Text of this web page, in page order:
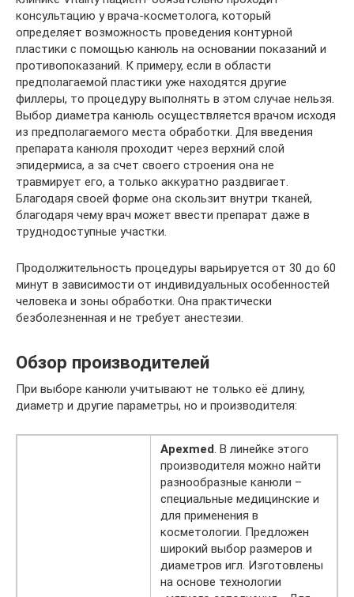
консультацию у врача-косметолога, который
определяет возможность проведения контурной
пластики с помощью канюль на основании показаний и
противопоказаний. К примеру, если в области
предполагаемой пластики уже находятся другие
филлеры, то процедуру выполнять в этом случае нельзя.
Выбор диаметра канюль осуществляется врачом исходя
из предполагаемого места обработки. Для введения
препарата канюля проходит через верхний слой
эпидермиса, а за счет своего строения она не
травмирует его, а только аккуратно раздвигает.
Благодаря своей форме она скользит внутри тканей,
благодаря чему врач может ввести препарат даже в
труднодоступные участки.
Продолжительность процедуры варьируется от 30 до 60
минут в зависимости от индивидуальных особенностей
человека и зоны обработки. Она практически
безболезненная и не требует анестезии.
Обзор производителей
При выборе канюли учитывают не только её длину,
диаметр и другие параметры, но и производителя:
Apexmed . В линейке этого
производителя можно найти
разнообразные канюли –
специальные медицинские и
для применения в
косметологии. Предложен
широкий выбор размеров и
диаметров игл. Изготовлены
на основе технологии